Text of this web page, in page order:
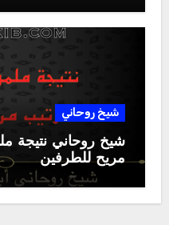
شيخ روحاني
شيخ روحاني نتيجة
مريح للطرفين